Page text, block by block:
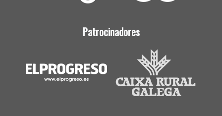
Patrocinadores